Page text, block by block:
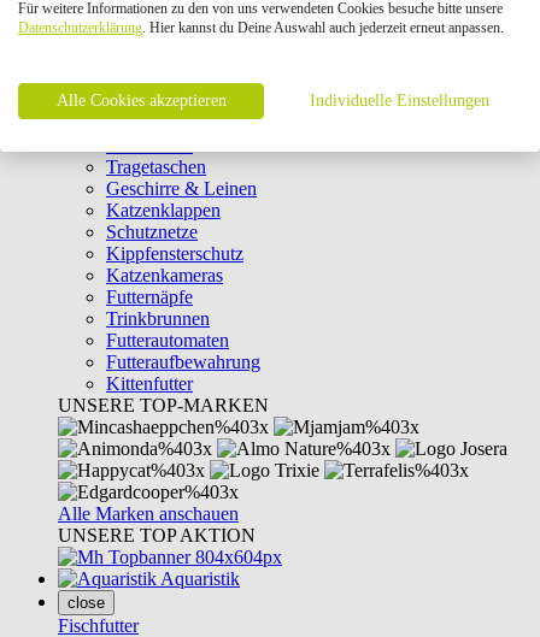
Intelligenzspielzeug
Laserpointer & Elektrospielzeug
Clicker & Target Sticks für Katzen
Weiteres Katzenspielzeug
Transportboxen
Tragetaschen
Geschirre & Leinen
Katzenklappen
Schutznetze
Kippfensterschutz
Katzenkameras
Futternäpfe
Trinkbrunnen
Futterautomaten
Futteraufbewahrung
Kittenfutter
UNSERE TOP-MARKEN
Alle Marken anschauen
UNSERE TOP AKTION
Aquaristik
close
Fischfutter
Für weitere Informationen zu den von uns verwendeten Cookies besuche bitte unsere
Datenschutzerklärung. Hier kannst du Deine Auswahl auch jederzeit erneut anpassen.
Alle Cookies akzeptieren Individuelle Einstellungen